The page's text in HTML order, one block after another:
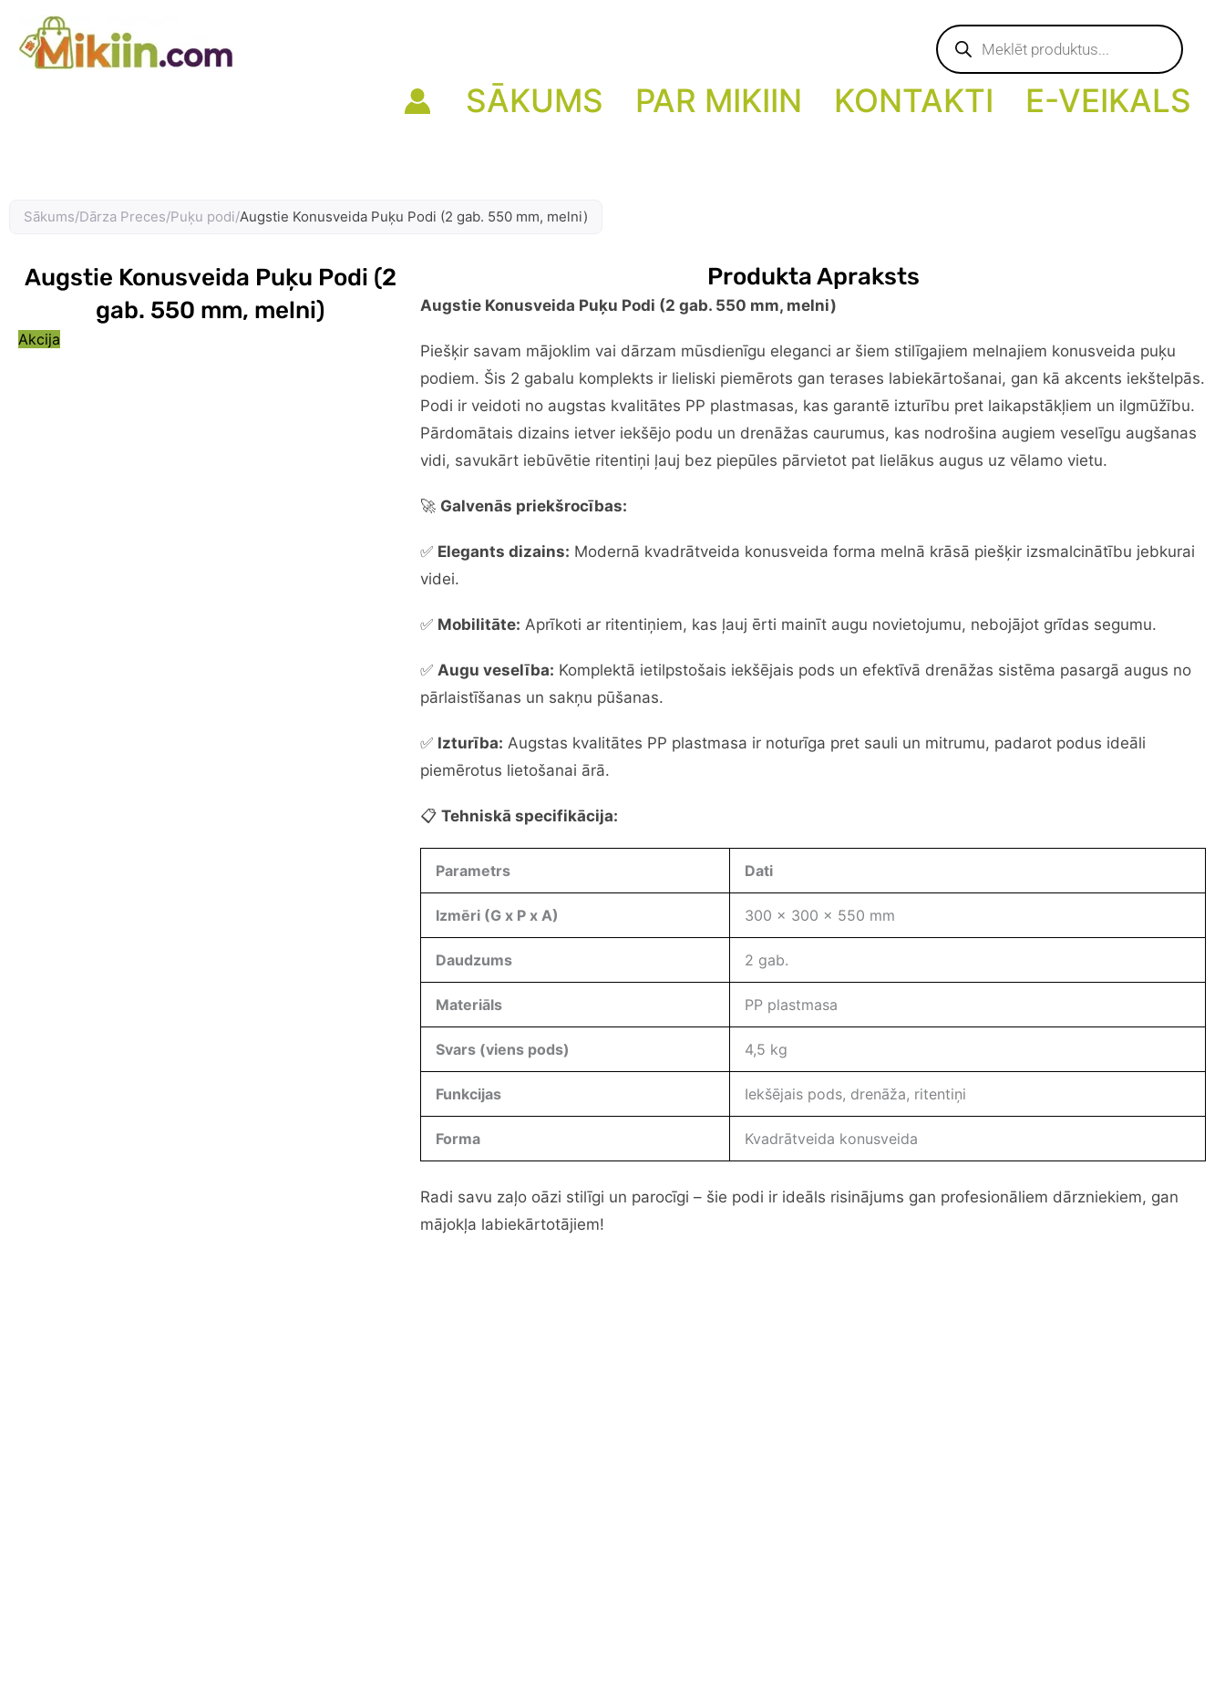
content
Products
search
SĀKUMS PAR MIKIIN KONTAKTI E-VEIKALS
Sākums/Dārza Preces/Puķu podi/Augstie Konusveida Puķu Podi (2 gab. 550 mm, melni)
Augstie Konusveida Puķu Podi (2
gab. 550 mm, melni)
Akcija
Produkta Apraksts
Augstie Konusveida Puķu Podi (2 gab. 550 mm, melni)
Piešķir savam mājoklim vai dārzam mūsdienīgu eleganci ar šiem stilīgajiem melnajiem konusveida puķu
podiem. Šis 2 gabalu komplekts ir lieliski piemērots gan terases labiekārtošanai, gan kā akcents iekštelpās.
Podi ir veidoti no augstas kvalitātes PP plastmasas, kas garantē izturību pret laikapstākļiem un ilgmūžību.
Pārdomātais dizains ietver iekšējo podu un drenāžas caurumus, kas nodrošina augiem veselīgu augšanas
vidi, savukārt iebūvētie ritentiņi ļauj bez piepūles pārvietot pat lielākus augus uz vēlamo vietu.
🚀 Galvenās priekšrocības:
✅ Elegants dizains: Modernā kvadrātveida konusveida forma melnā krāsā piešķir izsmalcinātību jebkurai
videi.
✅ Mobilitāte: Aprīkoti ar ritentiņiem, kas ļauj ērti mainīt augu novietojumu, nebojājot grīdas segumu.
✅Augu veselība: Komplektā ietilpstošais iekšējais pods un efektīvā drenāžas sistēma pasargā augus no
pārlaistīšanas un sakņu pūšanas.
✅ Izturība: Augstas kvalitātes PP plastmasa ir noturīga pret sauli un mitrumu, padarot podus ideāli
piemērotus lietošanai ārā.
📋Tehniskā specifikācija:
Parametrs Dati
Izmēri (G x P x A) 300 x 300 x 550 mm
Daudzums 2 gab.
Materiāls PP plastmasa
Svars (viens pods) 4,5 kg
Funkcijas Iekšējais pods, drenāža, ritentiņi
Forma Kvadrātveida konusveida
Radi savu zaļo oāzi stilīgi un parocīgi – šie podi ir ideāls risinājums gan profesionāliem dārzniekiem, gan
mājokļa labiekārtotājiem!